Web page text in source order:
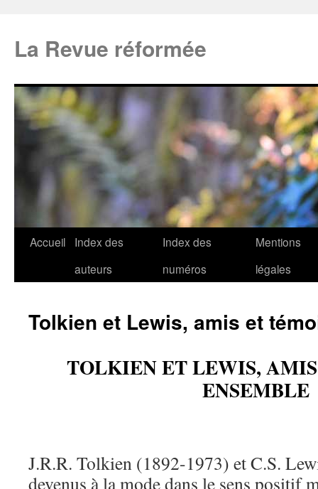
La Revue réformée
Accueil
Index des
auteurs
Index des
numéros
Mentions
légales
Tolkien et Lewis, amis et
TOLKIEN ET LEWIS,
ENSEMBLE
J.R.R. Tolkien (1892-1973) et C.S.
devenus à la mode dans le sens positif